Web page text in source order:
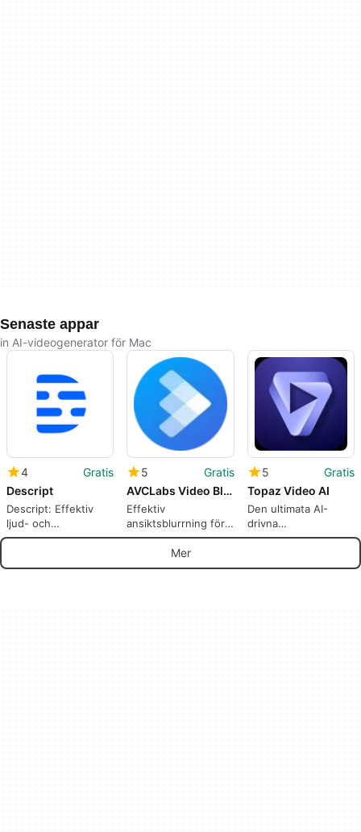
Senaste appar
in AI-videogenerator för Mac
4
Gratis
Descript
Descript: Effektiv
ljud- och
videoredigerare
5
Gratis
AVCLabs Video Blur AI
Effektiv
ansiktsblurrning för
videor
5
Gratis
Topaz Video AI
Den ultimata AI-
drivna
videoredigeraren
Mer